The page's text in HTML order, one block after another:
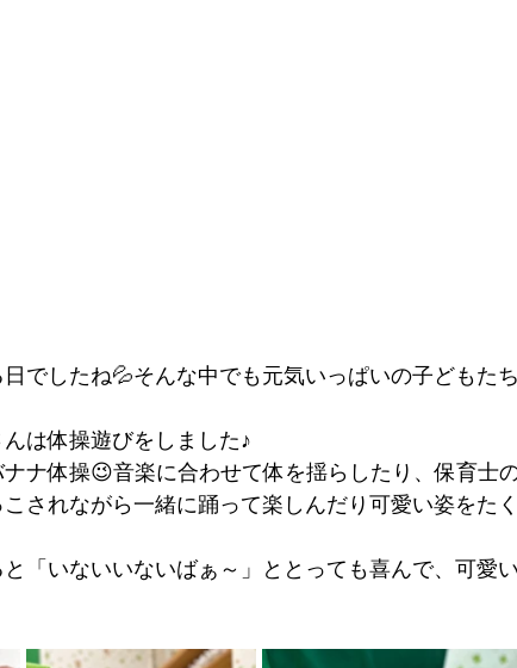
でしたね💦そんな中でも元気いっぱいの子どもた
は体操遊びをしました♪
ナ体操😉音楽に合わせて体を揺らしたり、保育士
されながら一緒に踊って楽しんだり可愛い姿をた
「いないいないばぁ～」ととっても喜んで、可愛